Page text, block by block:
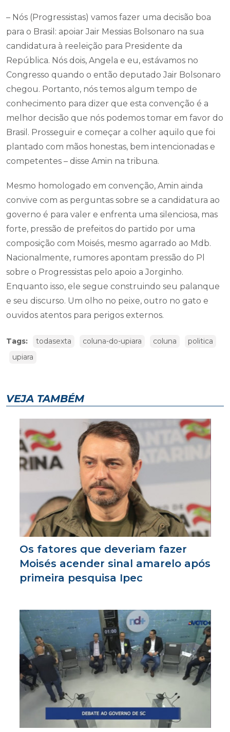
– Nós (Progressistas) vamos fazer uma decisão boa
para o Brasil: apoiar Jair Messias Bolsonaro na sua
candidatura à reeleição para Presidente da
República. Nós dois, Angela e eu, estávamos no
Congresso quando o então deputado Jair Bolsonaro
chegou. Portanto, nós temos algum tempo de
conhecimento para dizer que esta convenção é a
melhor decisão que nós podemos tomar em favor do
Brasil. Prosseguir e começar a colher aquilo que foi
plantado com mãos honestas, bem intencionadas e
competentes – disse Amin na tribuna.
Mesmo homologado em convenção, Amin ainda
convive com as perguntas sobre se a candidatura ao
governo é para valer e enfrenta uma silenciosa, mas
forte, pressão de prefeitos do partido por uma
composição com Moisés, mesmo agarrado ao Mdb.
Nacionalmente, rumores apontam pressão do Pl
sobre o Progressistas pelo apoio a Jorginho.
Enquanto isso, ele segue construindo seu palanque
e seu discurso. Um olho no peixe, outro no gato e
ouvidos atentos para perigos externos.
Tags: todasexta coluna-do-upiara coluna
politica
upiara
VEJA TAMBÉM
Os fatores que deveriam fazer
Moisés acender sinal amarelo após
primeira pesquisa Ipec